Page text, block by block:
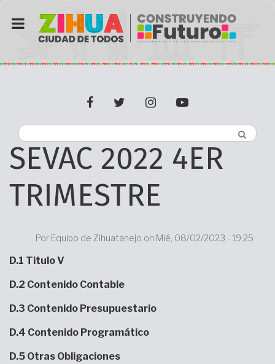
contenido
facebooktwitterInstagramyoutube
SEVAC 2022 4ER
TRIMESTRE
Por Equipo de Zihuatanejo on Mié, 08/02/2023 - 19:25
Body
D.1 Titulo V
D.2 Contenido Contable
D.3 Contenido Presupuestario
D.4 Contenido Programático
D.5 Otras Obligaciones